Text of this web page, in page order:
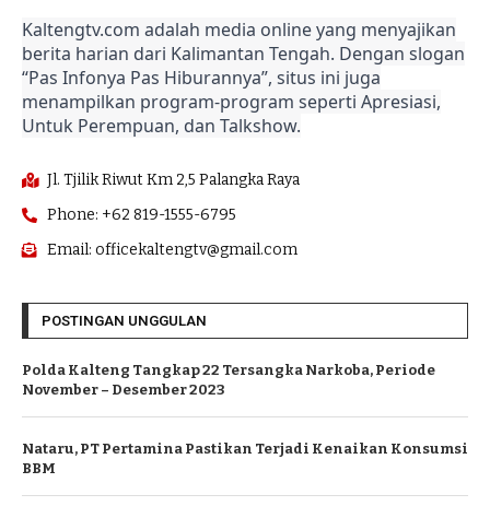
Kaltengtv.com adalah media online yang menyajikan
berita harian dari Kalimantan Tengah. Dengan slogan
“Pas Infonya Pas Hiburannya”, situs ini juga
menampilkan program-program seperti Apresiasi,
Untuk Perempuan, dan Talkshow.
Jl. Tjilik Riwut Km 2,5 Palangka Raya
Phone: +62 819-1555-6795
Email: officekaltengtv@gmail.com
POSTINGAN UNGGULAN
Polda Kalteng Tangkap 22 Tersangka Narkoba, Periode
November – Desember 2023
Nataru, PT Pertamina Pastikan Terjadi Kenaikan Konsumsi
BBM